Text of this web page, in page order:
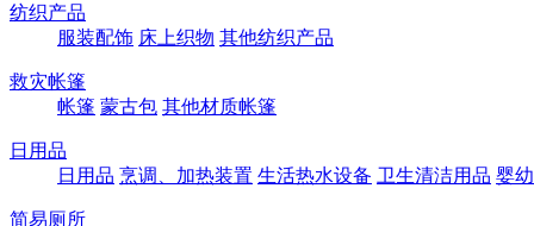
纺织产品
服装配饰 床上织物 其他纺织产品
救灾帐篷
帐篷 蒙古包 其他材质帐篷
日用品
日用品 烹调、加热装置 生活热水设备 卫生清洁用品 婴
简易厕所